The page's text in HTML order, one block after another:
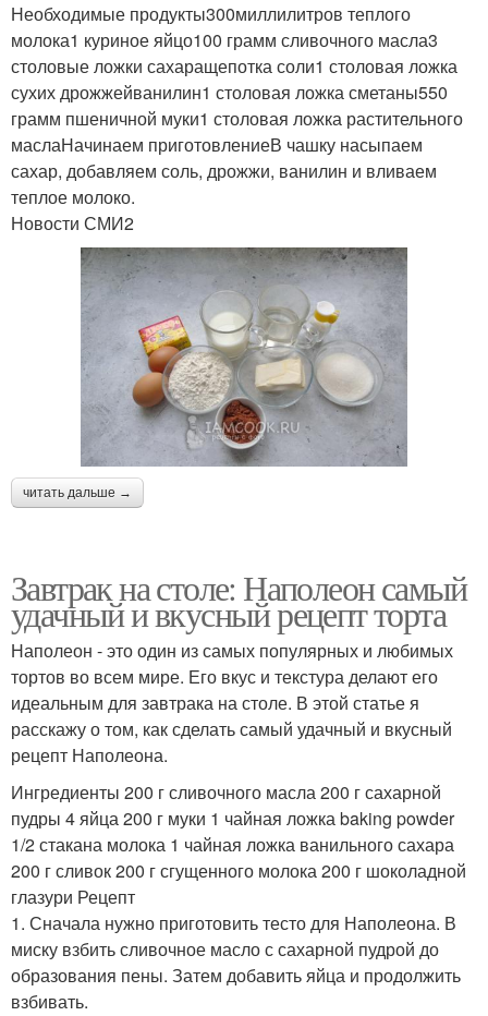
Необходимые продукты300миллилитров теплого
молока1 куриное яйцо100 грамм сливочного масла3
столовые ложки сахаращепотка соли1 столовая ложка
сухих дрожжейванилин1 столовая ложка сметаны550
грамм пшеничной муки1 столовая ложка растительного
маслаНачинаем приготовлениеВ чашку насыпаем
сахар, добавляем соль, дрожжи, ванилин и вливаем
теплое молоко.
Новости СМИ2
читать дальше →
Завтрак на столе: Наполеон самый
удачный и вкусный рецепт торта
Наполеон - это один из самых популярных и любимых
тортов во всем мире. Его вкус и текстура делают его
идеальным для завтрака на столе. В этой статье я
расскажу о том, как сделать самый удачный и вкусный
рецепт Наполеона.
Ингредиенты 200 г сливочного масла 200 г сахарной
пудры 4 яйца 200 г муки 1 чайная ложка baking powder
1/2 стакана молока 1 чайная ложка ванильного сахара
200 г сливок 200 г сгущенного молока 200 г шоколадной
глазури Рецепт
1. Сначала нужно приготовить тесто для Наполеона. В
миску взбить сливочное масло с сахарной пудрой до
образования пены. Затем добавить яйца и продолжить
взбивать.